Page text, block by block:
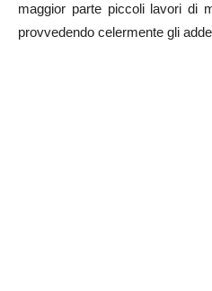
maggior parte piccoli lavori di
provvedendo celermente gli